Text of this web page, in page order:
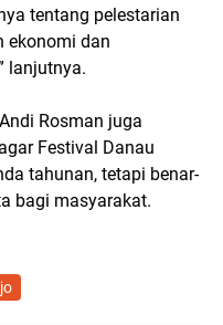
tentang pelestarian
ekonomi dan
lanjutnya.
Rosman juga
Festival Danau
tahunan, tetapi benar-
bagi masyarakat.